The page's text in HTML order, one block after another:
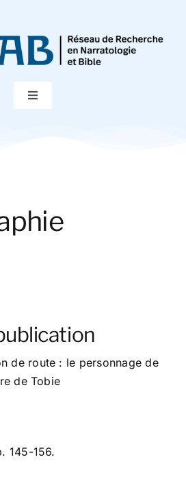
Toggle
de route : le personnage de
de Tobie
145-156.